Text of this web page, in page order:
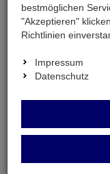
Weiter einkaufen
2SC3973B
Transistor npn
bestmöglichen
"Akzeptieren"
Richtlinien
Impressum
Datenschutz